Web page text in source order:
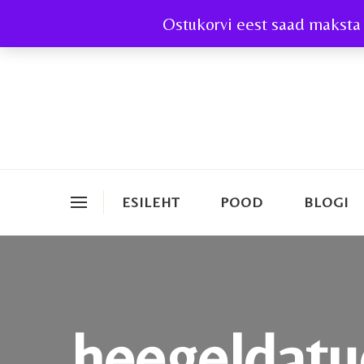
Ostukorvi eest saad
ESILEHT POOD BLOGI